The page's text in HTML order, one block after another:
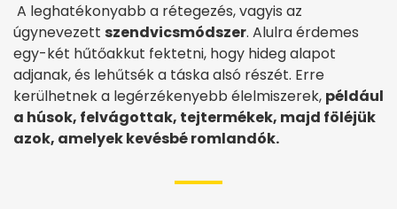
A leghatékonyabb a rétegezés, vagyis az
úgynevezett szendvicsmódszer. Alulra érdemes
egy-két hűtőakkut fektetni, hogy hideg alapot
adjanak, és lehűtsék a táska alsó részét. Erre
kerülhetnek a legérzékenyebb élelmiszerek, például
a húsok, felvágottak, tejtermékek, majd föléjük
azok, amelyek kevésbé romlandók.